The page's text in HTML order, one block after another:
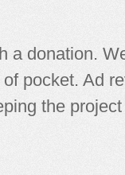
a donation.
pocket. Ad
the